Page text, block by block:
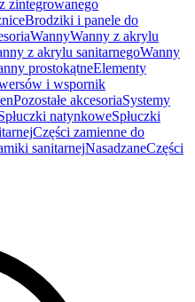
zintegrowanego
Brodziki i panele do
WannyWanny z akrylu
z akrylu sanitarnegoWanny
prostokątneElementy
i wspornik
Pozostałe akcesoriaSystemy
natynkoweSpłuczki
Części zamienne do
sanitarnejNasadzaneCzęści